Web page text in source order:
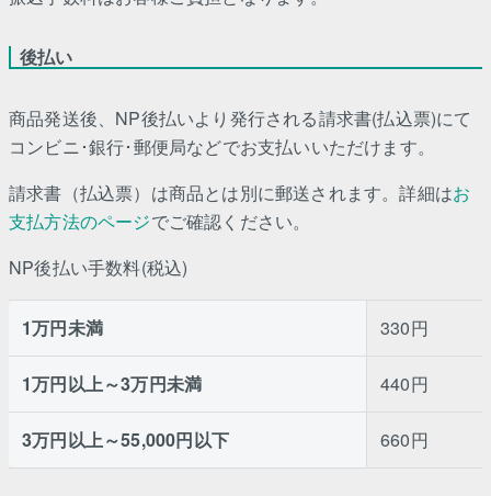
後払い
商品発送後、NP後払いより発行される請求書(払込票)にて
コンビニ･銀行･郵便局などでお支払いいただけます。
請求書（払込票）は商品とは別に郵送されます。詳細はお
支払方法のページでご確認ください。
NP後払い手数料(税込)
1万円未満 330円
1万円以上～3万円未満 440円
3万円以上～55,000円以下 660円